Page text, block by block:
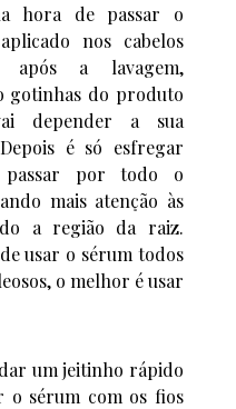
hora de passar o
nos cabelos
após a lavagem,
gotinhas do produto
depender a sua
é só esfregar
por todo o
mais atenção às
a região da raiz.
usar o sérum todos
o melhor é usar
um jeitinho rápido
o sérum com os fios